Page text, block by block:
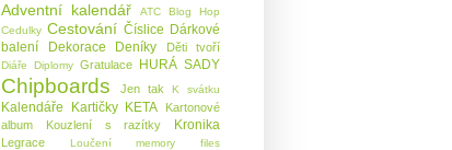
Adventní kalendář ATC
Blog Hop
Cedulky Cestování Číslice Dárkové
balení
Dekorace Deníky Děti tvoří
Diáře Diplomy Gratulace HURÁ SADY
Chipboards Jen tak K svátku
Kalendáře Kartičky KETA
Kartonové
album
Kouzlení s razítky Kronika
Legrace Loučení memory files